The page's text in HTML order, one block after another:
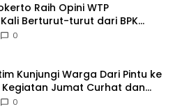
Raih Opini WTP
Berturut-turut dari BPK
0
Kunjungi Warga Dari Pintu ke
Jumat Curhat dan
0